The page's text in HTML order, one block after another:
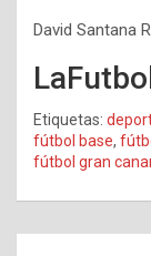
David Santana
Etiquetas:
fútbol base,
fútbol gran